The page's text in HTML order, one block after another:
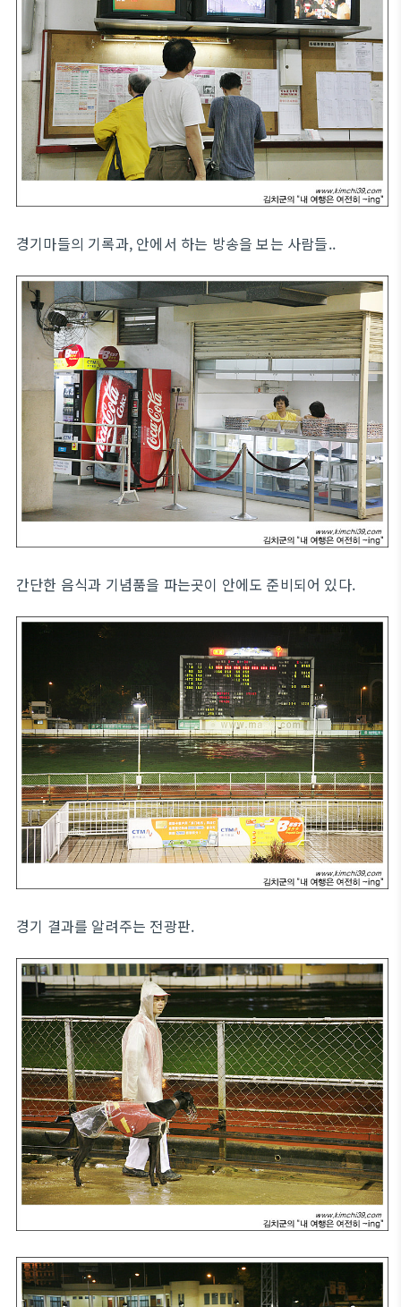
경기마들의 기록과, 안에서 하는 방송을 보는 사람들..
간단한 음식과 기념품을 파는곳이 안에도 준비되어 있다.
경기 결과를 알려주는 전광판.